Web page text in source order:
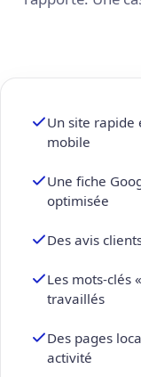
Un site
mobile
Une fiche
optimisée
Des avis
Les mots-clés
travaillés
Des pages
activité